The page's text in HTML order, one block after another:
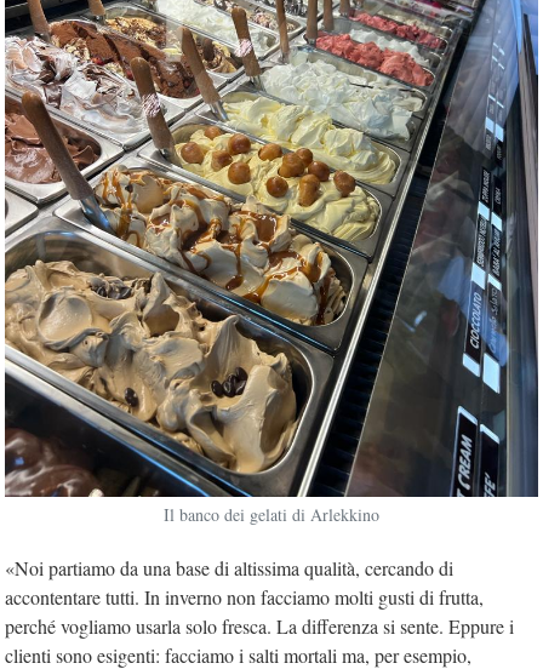
Il banco dei gelati di Arlekkino
«Noi partiamo da una base di altissima qualità, cercando di
accontentare tutti. In inverno non facciamo molti gusti di frutta,
perché vogliamo usarla solo fresca. La differenza si sente. Eppure i
clienti sono esigenti: facciamo i salti mortali ma, per esempio,